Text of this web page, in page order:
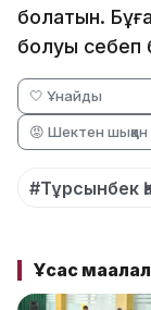
болатын.
болуы себеп
🤍 Ұнайды
😡 Шектен шыққан
#Тұрсынбек
Ұқсас